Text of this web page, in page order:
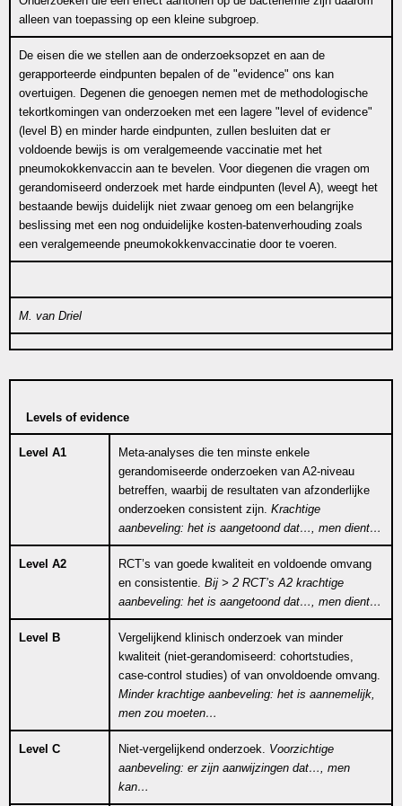
alleen van toepassing op een kleine subgroep.
De eisen die we stellen aan de onderzoeksopzet en aan de
gerapporteerde eindpunten bepalen of de "evidence" ons kan
overtuigen. Degenen die genoegen nemen met de methodologische
tekortkomingen van onderzoeken met een lagere "level of evidence"
(level B) en minder harde eindpunten, zullen besluiten dat er
voldoende bewijs is om veralgemeende vaccinatie met het
pneumokokkenvaccin aan te bevelen. Voor diegenen die vragen om
gerandomiseerd onderzoek met harde eindpunten (level A), weegt het
bestaande bewijs duidelijk niet zwaar genoeg om een belangrijke
beslissing met een nog onduidelijke kosten-batenverhouding zoals
een veralgemeende pneumokokkenvaccinatie door te voeren.
M. van Driel
Levels of evidence
Level A1
Meta-analyses die ten minste enkele
gerandomiseerde onderzoeken van A2-niveau
betreffen, waarbij de resultaten van afzonderlijke
onderzoeken consistent zijn. Krachtige
aanbeveling: het is aangetoond dat…, men dient…
Level A2
RCT’s van goede kwaliteit en voldoende omvang
en consistentie. Bij > 2 RCT’s A2 krachtige
aanbeveling: het is aangetoond dat…, men dient…
Level B
Vergelijkend klinisch onderzoek van minder
kwaliteit (niet-gerandomiseerd: cohortstudies,
case-control studies) of van onvoldoende omvang.
Minder krachtige aanbeveling: het is aannemelijk,
men zou moeten…
Level C Niet-vergelijkend onderzoek. Voorzichtige
aanbeveling: er zijn aanwijzingen dat…, men
kan…